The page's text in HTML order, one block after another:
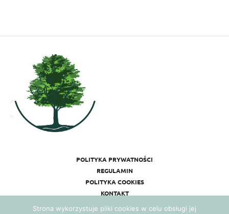
POLITYKA PRYWATNOŚCI
REGULAMIN
POLITYKA COOKIES
KONTAKT
Strona wykorzystuje pliki cookies w celu obsługi jej